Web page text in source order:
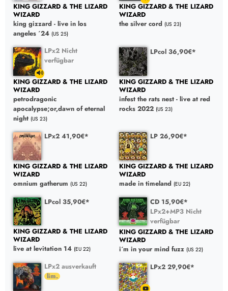
KING GIZZARD & THE LIZARD
WIZARD
king gizzard - live in los
angeles ´24 (US 25)
KING GIZZARD & THE LIZARD
WIZARD
the silver cord (US 23)
LPx2 Nicht
verfügbar
KING GIZZARD & THE LIZARD
WIZARD
petrodragonic
apocalypse;or,dawn of eternal
night (US 23)
LPcol 36,90€*
KING GIZZARD & THE LIZARD
WIZARD
infest the rats nest - live at red
rocks 2022 (US 23)
LPx2 41,90€*
KING GIZZARD & THE LIZARD
WIZARD
omnium gatherum (US 22)
LP 26,90€*
KING GIZZARD & THE LIZARD
WIZARD
made in timeland (EU 22)
LPcol 35,90€*
KING GIZZARD & THE LIZARD
WIZARD
live at levitation 14 (EU 22)
CD 15,90€*
LPx2+MP3 Nicht
verfügbar
KING GIZZARD & THE LIZARD
WIZARD
i´m in your mind fuzz (US 22)
LPx2 ausverkauft LPx2 29,90€*